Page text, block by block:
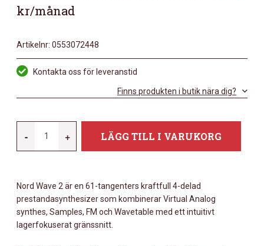
kr/månad
Artikelnr: 0553072448
Kontakta oss för leveranstid
Finns produkten i butik nära dig?
- + LÄGG TILL I VARUKORG
Nord Wave 2 är en 61-tangenters kraftfull 4-delad
prestandasynthesizer som kombinerar Virtual Analog
synthes, Samples, FM och Wavetable med ett intuitivt
lagerfokuserat gränssnitt.